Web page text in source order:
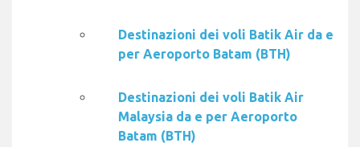
Destinazioni dei voli Batik Air da e
per Aeroporto Batam (BTH)
Destinazioni dei voli Batik Air
Malaysia da e per Aeroporto
Batam (BTH)